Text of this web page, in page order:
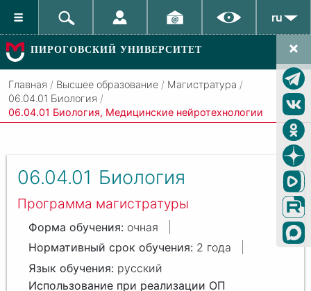
ru
ПИРОГОВСКИЙ УНИВЕРСИТЕТ
Главная / Высшее образование / Магистратура /
06.04.01 Биология /
06.04.01 Биология, Медицинские нейротехнологии
06.04.01 Биология
Программа магистратуры
очная
2 года
русский